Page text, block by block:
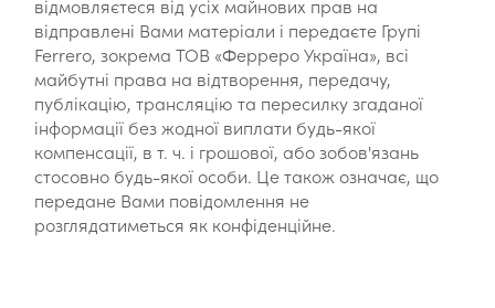
відмовляєтеся від усіх майнових прав на
відправлені Вами матеріали і передаєте Групі
Ferrero, зокрема ТОВ «Ферреро Україна», всі
майбутні права на відтворення, передачу,
публікацію, трансляцію та пересилку згаданої
інформації без жодної виплати будь-якої
компенсації, в т. ч. і грошової, або зобов'язань
стосовно будь-якої особи. Це також означає, що
передане Вами повідомлення не
розглядатиметься як конфіденційне.